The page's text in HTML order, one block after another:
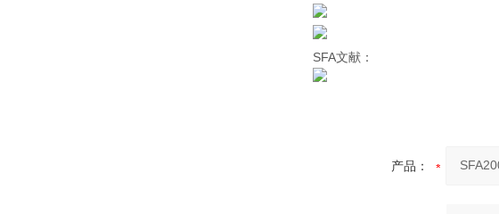
SFA文献：
产品：